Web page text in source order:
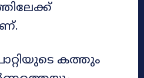
കത്തും